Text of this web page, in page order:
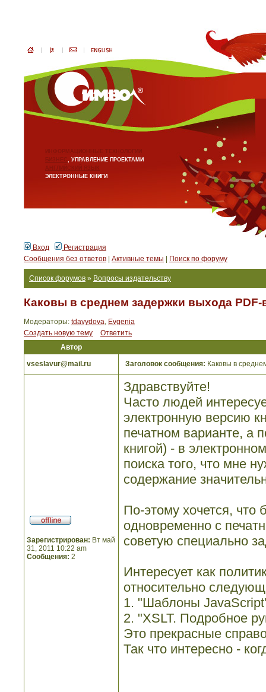
ИНФОРМАЦИОННЫЕ ТЕХНОЛОГИИ
БИЗНЕС, УПРАВЛЕНИЕ ПРОЕКТАМИ
АНГЛИЙСКИЙ ЯЗЫК
ЭЛЕКТРОННЫЕ КНИГИ
Вход
Регистрация
Сообщения без ответов
Активные темы Поиск по форуму
Список форумов » Вопросы издательству
Каковы в среднем задержки выхода PDF-
Модераторы: tdavydova, Evgenia
Создать новую тему
Ответить
Автор
vseslavur@mail.ru
Заголовок сообщения: Каковы в
Зарегистрирован: Вт май
31, 2011 10:22 am
Сообщения: 2
Здравствуйте!
Часто людей
электронную версию
печатном варианте, а
книгой) - в
поиска того, что мне
содержание
По-этому хочется, что
одновременно с
советую специально
Интересует как
относительно
1. "Шаблоны
2. "XSLT. Подробное
Это прекрасные
Так что интересно -